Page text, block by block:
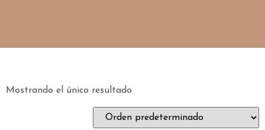
Mostrando el único resultado